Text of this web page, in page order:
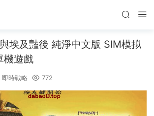
埃及豔後 純淨中文版 SIM模拟
機遊戲
即時戰略 772